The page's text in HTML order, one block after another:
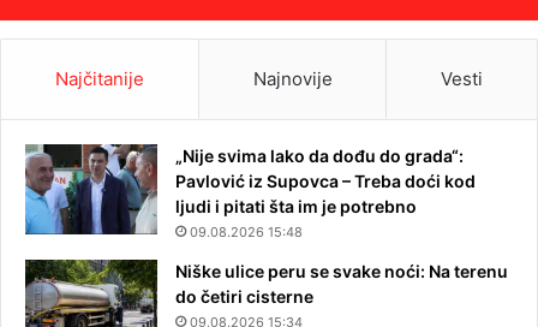
Najčitanije Najnovije Vesti
„Nije svima lako da dođu do grada“:
Pavlović iz Supovca – Treba doći kod
ljudi i pitati šta im je potrebno
09.08.2026 15:48
Niške ulice peru se svake noći: Na terenu
do četiri cisterne
09.08.2026 15:34